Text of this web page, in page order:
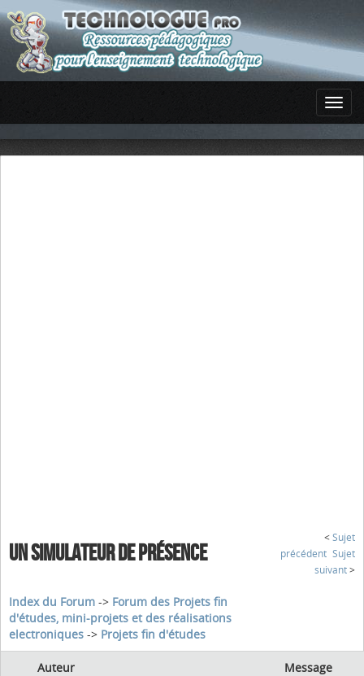
UN SIMULATEUR DE PRÉSENCE
< Sujet
précédent Sujet
suivant >
Index du Forum -> Forum des Projets fin
d'études, mini-projets et des réalisations
electroniques -> Projets fin d'études
Auteur Message